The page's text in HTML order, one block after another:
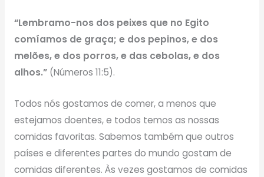
“Lembramo-nos dos peixes que no Egito
comíamos de graça; e dos pepinos, e dos
melões, e dos porros, e das cebolas, e dos
alhos.”(Números 11:5).
Todos nós gostamos de comer, a menos que
estejamos doentes, e todos temos as nossas
comidas favoritas. Sabemos também que outros
países e diferentes partes do mundo gostam de
comidas diferentes. Às vezes gostamos de comidas